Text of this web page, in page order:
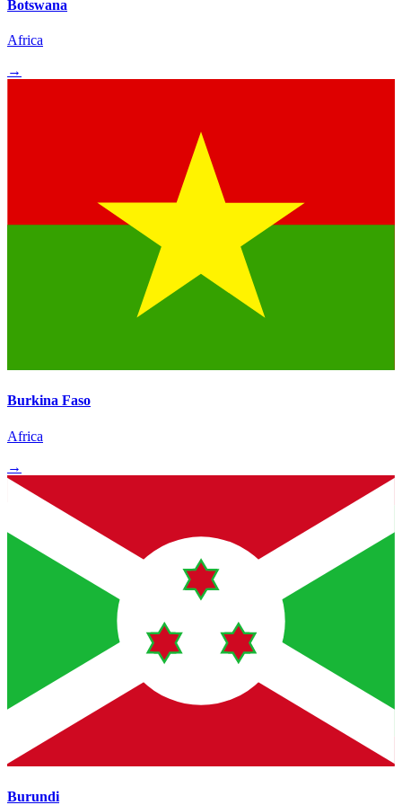
Botswana
Africa
→
Burkina Faso
Africa
→
Burundi